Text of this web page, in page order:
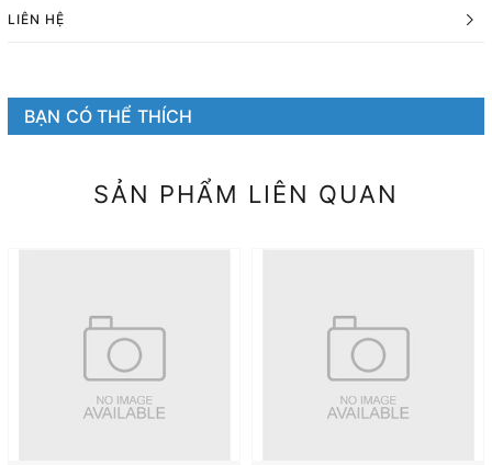
LIÊN HỆ
BẠN CÓ THỂ THÍCH
SẢN PHẨM LIÊN QUAN